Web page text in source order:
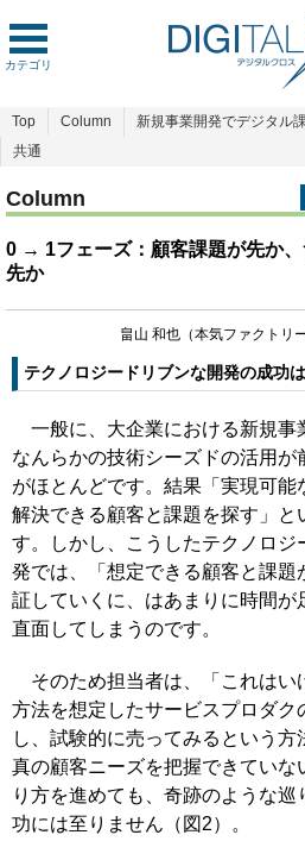
カテゴリ
Top Column
新規事業開発でデジタル
共通
Column
0 → 1フェーズ：顧客課題が先か
先か
畠山 和也（本気ファクトリ
テクノロジードリブンな開発の成功
一般に、大企業における新規事
なんらかの技術シーズドの活用が
がほとんどです。結果「実現可
解決できる顧客と課題を探す」と
す。しかし、こうしたテクノロジ
発では、「想定できる顧客と課題
証していくに、はあまりに時間が
直面してしまうのです。
そのため担当者は、「これはい
方法を想定したサービスプロダク
し、試験的に売ってみるという方
真の顧客ニーズを把握できていな
り方を進めても、奇跡のような
功には至りません（図2）。